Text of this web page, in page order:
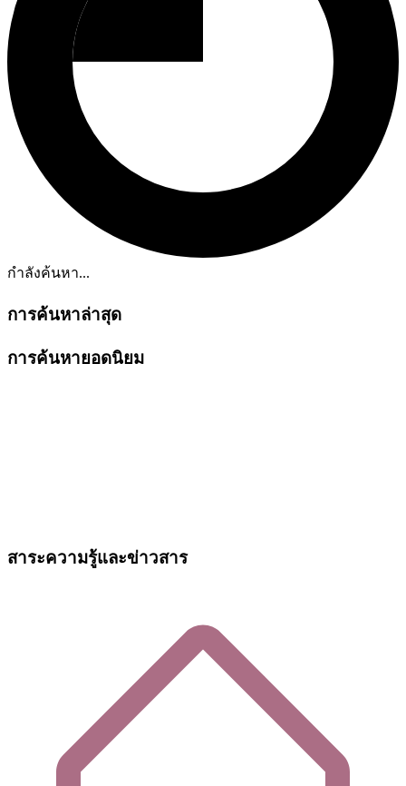
กำลังค้นหา...
การค้นหาล่าสุด
การค้นหายอดนิยม
สาระความรู้และข่าวสาร